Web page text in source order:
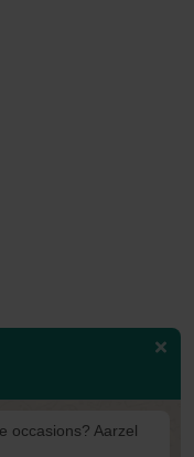
occasions? Aarzel